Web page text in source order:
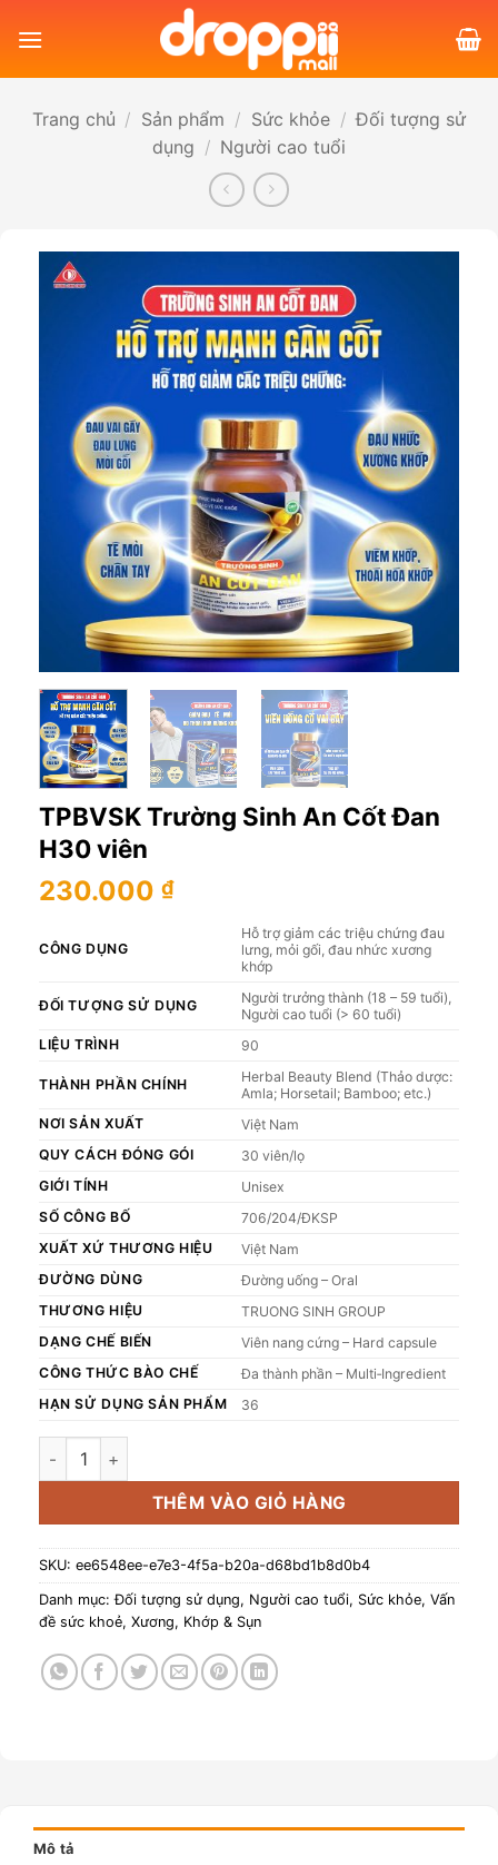
qua
Trang chủ / Sản phẩm / Sức khỏe / Đối tượng sử
dụng / Người cao tuổi
TPBVSK Trường Sinh An Cốt Đan
H30 viên
230.000 ₫
CÔNG DỤNG
Hỗ trợ giảm các triệu chứng đau
lưng, mỏi gối, đau nhức xương
khớp
ĐỐI TƯỢNG SỬ DỤNG
Người trưởng thành (18 – 59 tuổi),
Người cao tuổi (> 60 tuổi)
LIỆU TRÌNH
90
THÀNH PHẦN CHÍNH
Herbal Beauty Blend (Thảo dược:
Amla; Horsetail; Bamboo; etc.)
NƠI SẢN XUẤT
Việt Nam
QUY CÁCH ĐÓNG GÓI
30 viên/lọ
GIỚI TÍNH
Unisex
SỐ CÔNG BỐ
706/204/ĐKSP
XUẤT XỨ THƯƠNG HIỆU
Việt Nam
ĐƯỜNG DÙNG
Đường uống – Oral
THƯƠNG HIỆU
TRUONG SINH GROUP
DẠNG CHẾ BIẾN
Viên nang cứng – Hard capsule
CÔNG THỨC BÀO CHẾ
Đa thành phần – Multi‑Ingredient
HẠN SỬ DỤNG SẢN PHẨM
36
TPBVSK Trường Sinh An Cốt Đan H30 viên số lượng
THÊM VÀO GIỎ HÀNG
SKU: ee6548ee-e7e3-4f5a-b20a-d68bd1b8d0b4
Danh mục:Đối tượng sử dụng, Người cao tuổi, Sức khỏe, Vấn
đề sức khoẻ, Xương, Khớp & Sụn
Mô tả